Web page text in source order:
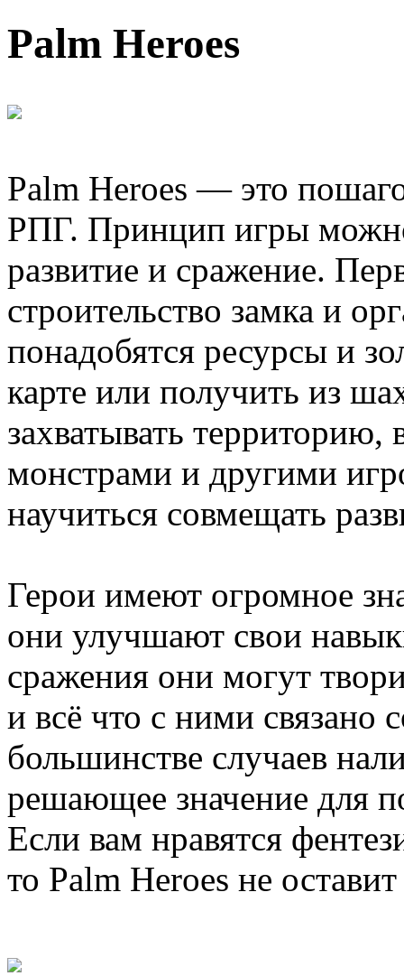
Palm Heroes
Palm Heroes — это
РПГ. Принцип игры
развитие и сражение.
строительство замка и
понадобятся ресурсы и
карте или получить из
захватывать территорию,
монстрами и другими
научиться совмещать
Герои имеют огромное
они улучшают свои
сражения они могут
и всё что с ними связано
большинстве случаев
решающее значение для
Если вам нравятся
то Palm Heroes не